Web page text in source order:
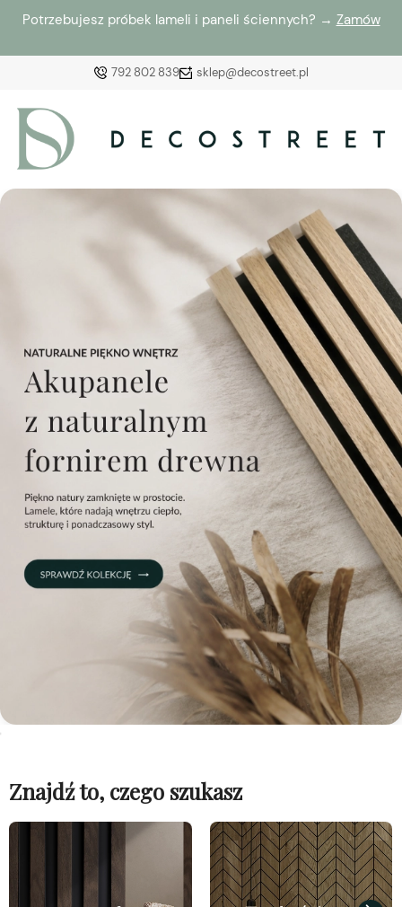
Potrzebujesz próbek lameli i paneli ściennych? → Zamów
792 802 839 sklep@decostreet.pl
Załóż konto
Wybierz coś dla siebie z naszej aktualnej oferty lub
zaloguj się, aby przywrócić dodane produkty do listy
z poprzedniej sesji.
Znajdź to, czego szukasz